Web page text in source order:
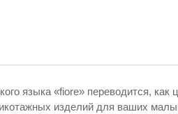
языка «fiore» переводится,
изделий для ваших